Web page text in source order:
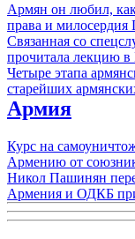
Армян он любил,
права и
Связанная со
прочитала лекцию в
Четыре этапа
старейших
Армия
Курс на
Армению от
Никол Пашинян
Армения и ОДКБ